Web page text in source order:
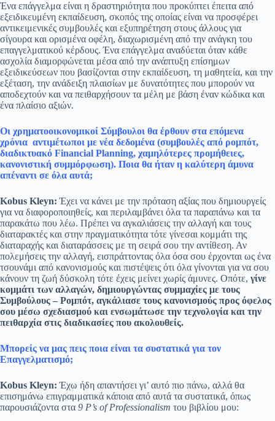
Ένα επάγγελμα είναι η δραστηριότητα που προκύπτει έπειτα από
εξειδικευμένη εκπαίδευση, σκοπός της οποίας είναι να προσφέρει
αντικειμενικές συμβουλές και εξυπηρέτηση στους άλλους για
σίγουρα και ορισμένα οφέλη, διαχωρισμένη από την ανάγκη του
επαγγελματικού κέρδους. Ένα επάγγελμα αναδύεται όταν κάθε
ασχολία διαμορφώνεται μέσα από την ανάπτυξη επίσημων
εξειδικεύσεων που βασίζονται στην εκπαίδευση, τη μαθητεία, και την
εξέταση, την ανάδειξη πλαισίων με δυνατότητες που μπορούν να
αποδεχτούν και να πειθαρχήσουν τα μέλη με βάση έναν κώδικα και
ένα πλαίσιο αξιών.
Οι χρηματοοικονομικοί Σύμβουλοι θα έρθουν στα επόμενα
χρόνια αντιμέτωποι με νέα δεδομένα (συμβουλές από ρομπότ,
διαδικτυακό Financial Planning, χαμηλότερες προμήθειες,
κανονιστική συμμόρφωση). Ποια θα ήταν η καλύτερη άμυνα
απέναντι σε όλα αυτά;
Kobus Kleyn: Έχει να κάνει με την πρόταση αξίας που δημιουργείς
για να διαφοροποιηθείς, και περιλαμβάνει όλα τα παραπάνω και τα
παρακάτω που λέω. Πρέπει να αγκαλιάσεις την αλλαγή και τους
διαταρακτές και στην πραγματικότητα τότε γίνεσαι κομμάτι της
διαταραχής και διαταράσσεις με τη σειρά σου την αντίθεση. Αν
πολεμήσεις την αλλαγή, εισπράττοντας όλα όσα σου έρχονται ως ένα
τσουνάμι από κανονισμούς και πιστέψεις ότι όλα γίνονται για να σου
κάνουν τη ζωή δύσκολη τότε έχεις μείνει χωρίς άμυνες. Οπότε, γίνε
κομμάτι των αλλαγών, δημιουργώντας συμμαχίες με τους
Συμβούλους – Ρομπότ, αγκάλιασε τους κανονισμούς προς όφελος
σου μέσω σχεδιασμού και ενσωμάτωσε την τεχνολογία και την
πειθαρχία στις διαδικασίες που ακολουθείς.
Μπορείς να μας πεις ποια είναι τα συστατικά για τον
Επαγγελματισμό;
Kobus Kleyn:Έχω ήδη απαντήσει γι’ αυτό πιο πάνω, αλλά θα
επισημάνω επιγραμματικά κάποια από αυτά τα συστατικά, όπως
παρουσιάζοντα στα 9 P’s of Professionalism του βιβλίου μου: